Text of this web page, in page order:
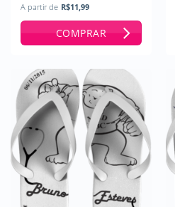
A partir de R$11,99
COMPRAR